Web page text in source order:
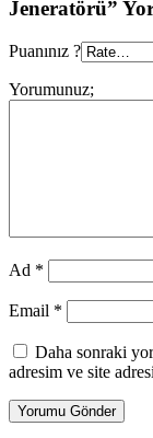
Jeneratörü”
Puanınız ?
Yorumunuz;
Ad *
Email *
Daha sonraki
adresim ve site